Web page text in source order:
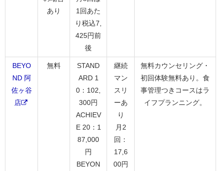
あり
1回あた
り税込7,
425円前
後
BEYO
ND 阿
佐ヶ谷
店
無料
STAND
ARD 1
0：102,
300円
ACHIEV
E 20：1
87,000
円
BEYON
継続
マン
スリ
ーあ
り
月2
回：
17,6
00円
無料カウンセリング・
初回体験無料あり。食
事管理つきコースはラ
イフプランニング。